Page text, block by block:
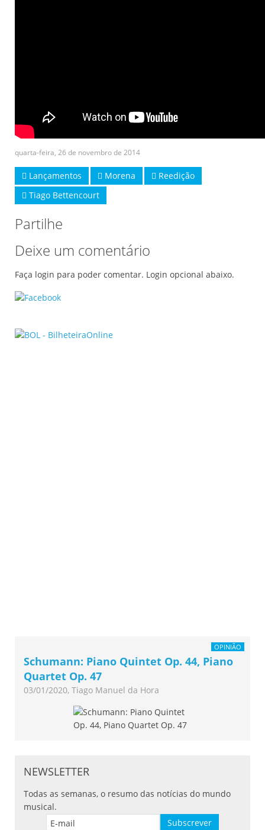
quarta-feira, 26 de novembro de 2014
Lançamentos Morena
Reedição
Tiago Bettencourt
Partilhe
Deixe um comentário
Faça login para poder comentar. Login opcional abaixo.
OPINIÃO
Schumann: Piano Quintet Op. 44, Piano
Quartet Op. 47
03/01/2020, Tiago Manuel da Hora
NEWSLETTER
Todas as semanas, o resumo das notícias do mundo
musical.